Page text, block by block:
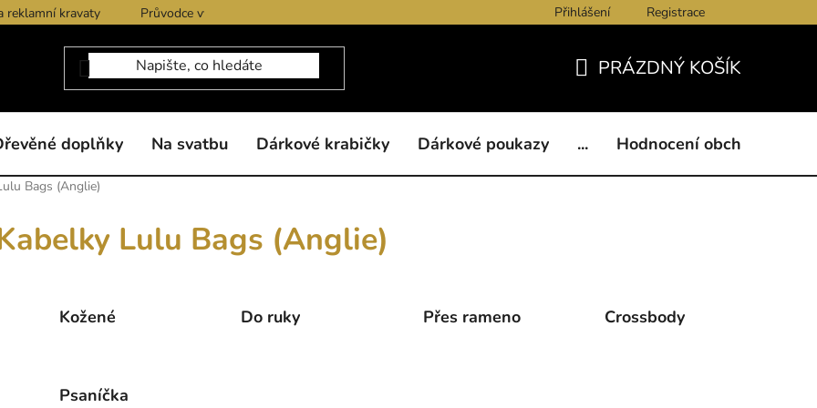
reklamní kravaty Průvodce výběrem produktů Kontakty Obchodní podmínky
Přihlášení Registrace
KOŠÍK
PRÁZDNÝ KOŠÍK
doplňky Na svatbu Dárkové krabičky Dárkové poukazy ... Hodnocení obchodu
Bags (Anglie)
Lulu Bags (Anglie)
Kožené Do ruky Přes rameno Crossbody
Psaníčka